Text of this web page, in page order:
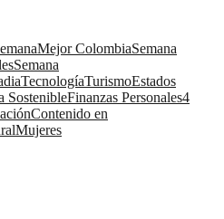
Mejor ColombiaSemana
Semana
TecnologíaTurismoEstados
SostenibleFinanzas Personales4
Contenido en
Mujeres